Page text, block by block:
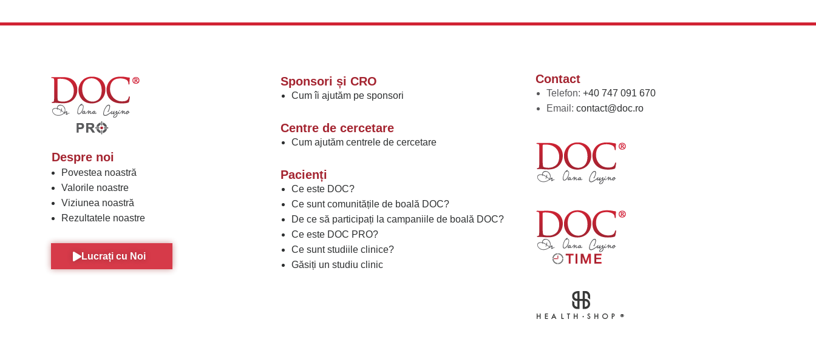
Despre noi
Povestea noastră
Valorile noastre
Viziunea noastră
Rezultatele noastre
Lucrați cu Noi
Sponsori și CRO
Cum îi ajutăm pe sponsori
Centre de cercetare
Cum ajutăm centrele de cercetare
Pacienți
Ce este DOC?
Ce sunt comunitățile de boală DOC?
De ce să participați la campaniile de boală DOC?
Ce este DOC PRO?
Ce sunt studiile clinice?
Găsiți un studiu clinic
Contact
Telefon: +40 747 091 670
Email: contact@doc.ro